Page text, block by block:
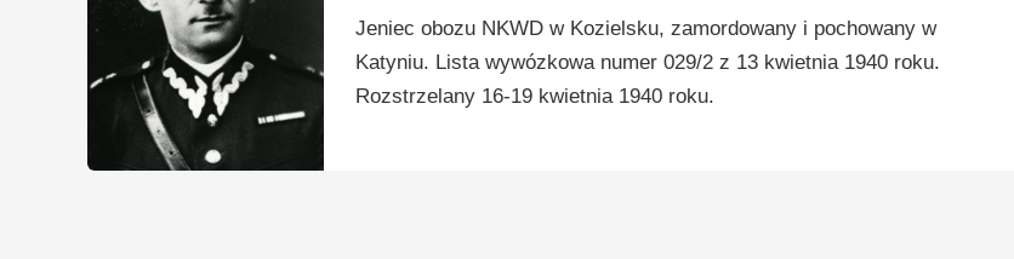
Jeniec obozu NKWD w Kozielsku, zamordowany i pochowany w
Katyniu. Lista wywózkowa numer 029/2 z 13 kwietnia 1940 roku.
Rozstrzelany 16-19 kwietnia 1940 roku.